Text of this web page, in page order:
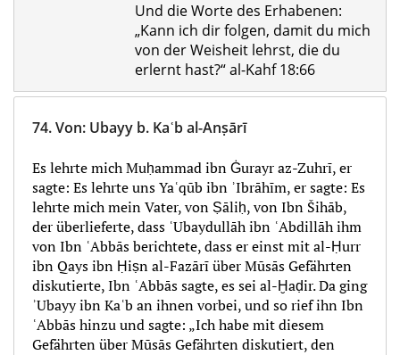
Und die Worte des Erhabenen:
„Kann ich dir folgen, damit du mich
von der Weisheit lehrst, die du
erlernt hast?“ al-Kahf 18:66
74.Von: Ubayy b. Kaʿb al-Anṣārī
Es lehrte mich Muḥammad ibn Ġurayr az-Zuhrī, er
sagte: Es lehrte uns Yaʿqūb ibn ʾIbrāhīm, er sagte: Es
lehrte mich mein Vater, von Ṣāliḥ, von Ibn Šihāb,
der überlieferte, dass ʿUbaydullāh ibn ʿAbdillāh ihm
von Ibn ʿAbbās berichtete, dass er einst mit al-Ḥurr
ibn Qays ibn Ḥiṣn al-Fazārī über Mūsās Gefährten
diskutierte, Ibn ʿAbbās sagte, es sei al-Ḫaḍir. Da ging
ʾUbayy ibn Kaʿb an ihnen vorbei, und so rief ihn Ibn
ʿAbbās hinzu und sagte: „Ich habe mit diesem
Gefährten über Mūsās Gefährten diskutiert, den